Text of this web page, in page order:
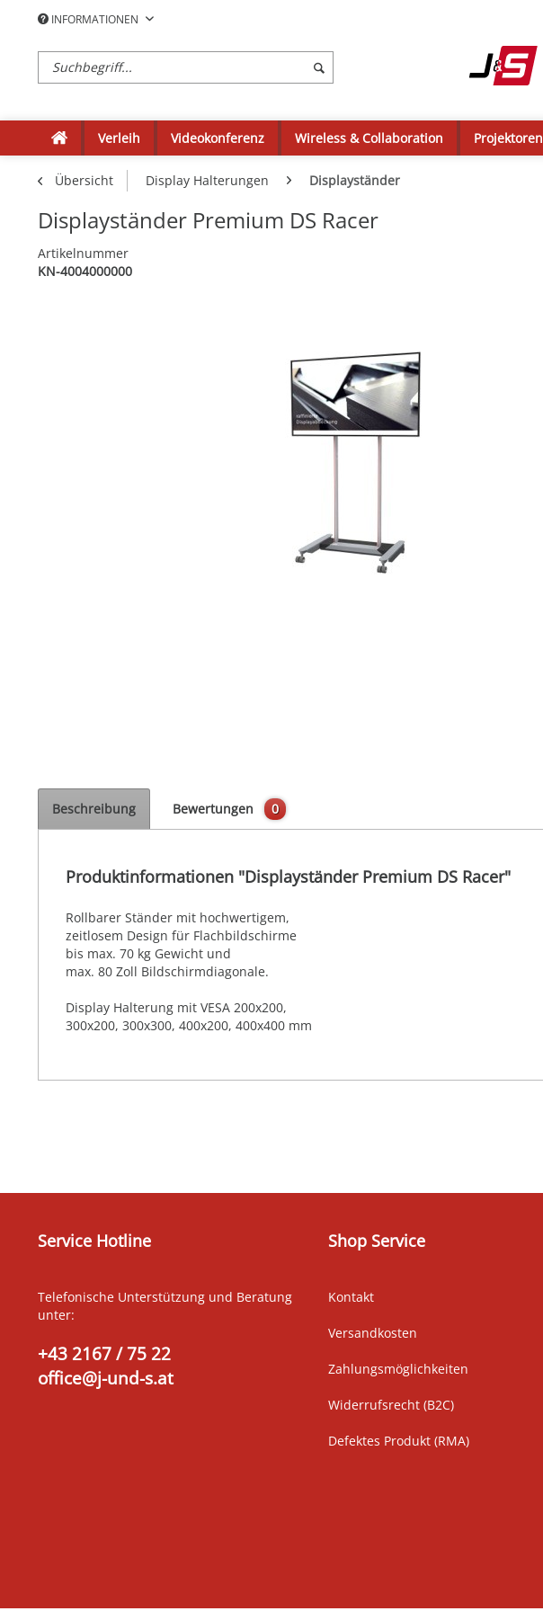
INFORMATIONEN
Verleih Videokonferenz Wireless & Collaboration Projektoren
Übersicht Display Halterungen Displayständer
Displayständer Premium DS Racer
Artikelnummer
KN-4004000000
Beschreibung Bewertungen 0
Produktinformationen "Displayständer Premium DS Racer"
Rollbarer Ständer mit hochwertigem,
zeitlosem Design für Flachbildschirme
bis max. 70 kg Gewicht und
max. 80 Zoll Bildschirmdiagonale.
Display Halterung mit VESA 200x200,
300x200, 300x300, 400x200, 400x400 mm
Service Hotline
Telefonische Unterstützung und Beratung
unter:
+43 2167 / 75 22
office@j-und-s.at
Shop Service
Kontakt
Versandkosten
Zahlungsmöglichkeiten
Widerrufsrecht (B2C)
Defektes Produkt (RMA)